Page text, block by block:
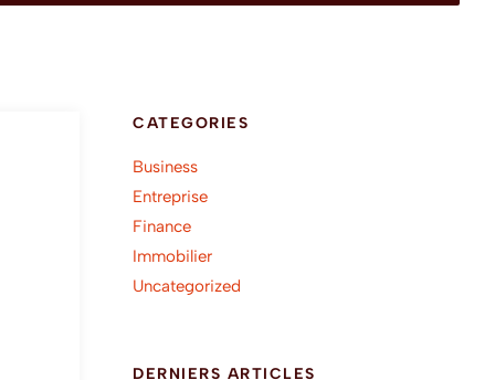
CATEGORIES
Business
Entreprise
Finance
Immobilier
Uncategorized
DERNIERS ARTICLES